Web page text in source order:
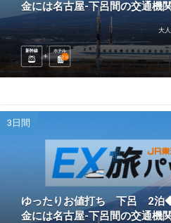
金には名古屋-下呂間の交通機
新幹線
ホテル
2泊
大
3日間
ゆったりお値打ち 下呂 2
金には名古屋-下呂間の交通機